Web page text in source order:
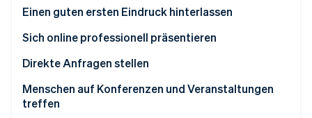
Stripe-Sessions 2026
Erfahren Sie, wie Stripe Lösungen für die
Jetzt ansehen
Einen guten ersten Eindruck hinterlassen
Kommunikation durch Kleidung und
Sich online professionell präsentieren
Website
Eine wirksame Social Media-Präsenz aufbauen
Direkte Anfragen stellen
Die Bedeutung des Informationsgesprächs
Menschen auf Konferenzen und Veranstaltungen
treffen